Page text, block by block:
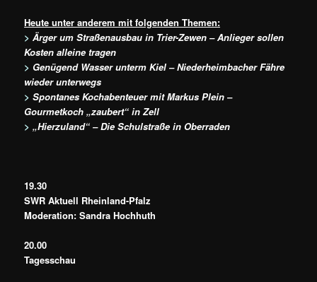
Heute unter anderem mit folgenden Themen:
> Ärger um Straßenausbau in Trier-Zewen – Anlieger sollen
Kosten alleine tragen
> Genügend Wasser unterm Kiel – Niederheimbacher Fähre
wieder unterwegs
> Spontanes Kochabenteuer mit Markus Plein –
Gourmetkoch „zaubert“ in Zell
> „Hierzuland“ – Die Schulstraße in Oberraden
19.30
SWR Aktuell Rheinland-Pfalz
Moderation: Sandra Hochhuth
20.00
Tagesschau